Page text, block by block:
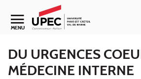
Aller au contenu
Navigation secondaire
MENU
DU URGENCES
MÉDECINE INTERNE